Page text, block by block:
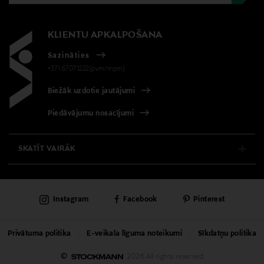
Krāsa
NOCOL
Izmērs
100 ml
Estee Lauder Finland Oy
Ražotāja adrese
Hämeentie 15, 00500, Helsinki, Finland
KLIENTU APKALPOŠANA
Sazināties
+371 67071222(pvm/mpm)
Biežāk uzdotie jautājumi
Piedāvājumu nosacījumi
SKATĪT VAIRĀK
KLIENTU APKALPOŠANA
UNIVERSĀLVEIKALS
PAKALPOJUMI
© 2026 All rights reserved
Privātuma politika E-veikala līguma noteikumi Sīkdatņu politika
Instagram Facebook Pinterest